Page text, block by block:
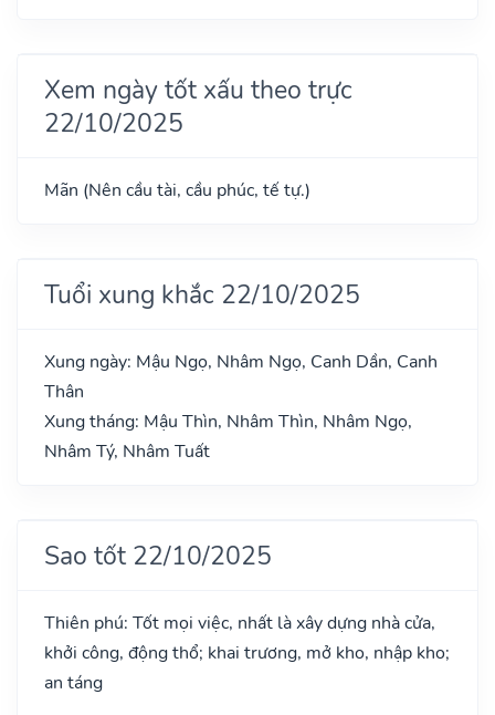
Xem ngày tốt xấu theo trực
22/10/2025
Mãn (Nên cầu tài, cầu phúc, tế tự.)
Tuổi xung khắc 22/10/2025
Xung ngày: Mậu Ngọ, Nhâm Ngọ, Canh Dần, Canh
Thân
Xung tháng: Mậu Thìn, Nhâm Thìn, Nhâm Ngọ,
Nhâm Tý, Nhâm Tuất
Sao tốt 22/10/2025
Thiên phú: Tốt mọi việc, nhất là xây dựng nhà cửa,
khởi công, động thổ; khai trương, mở kho, nhập kho;
an táng